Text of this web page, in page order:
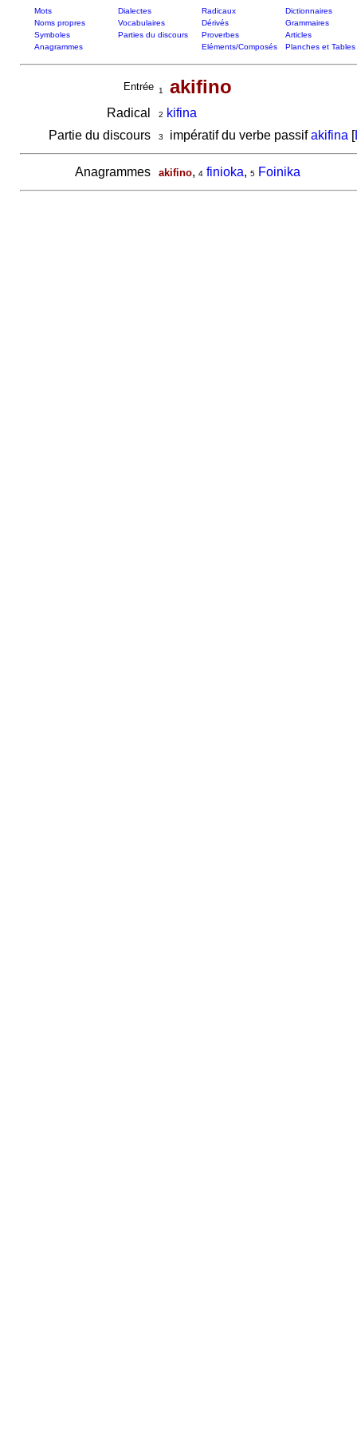
Mots Dialectes Radicaux
Dictionnaires
Noms propres
Vocabulaires Dérivés
Grammaires
Symboles
Parties du discours Proverbes
Articles
Anagrammes
Eléments/Composés Planches et Tables
Entrée 1 akifino
Radical 2
kifina
Partie du discours
3 impératif du verbe passifakifina [
Anagrammes akifino, 4 finioka, 5 Foinika